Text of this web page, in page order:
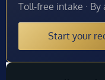
Toll-free intake ·
Start your